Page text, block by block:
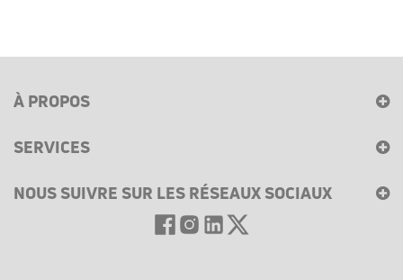
À PROPOS
SERVICES
NOUS SUIVRE SUR LES RÉSEAUX SOCIAUX